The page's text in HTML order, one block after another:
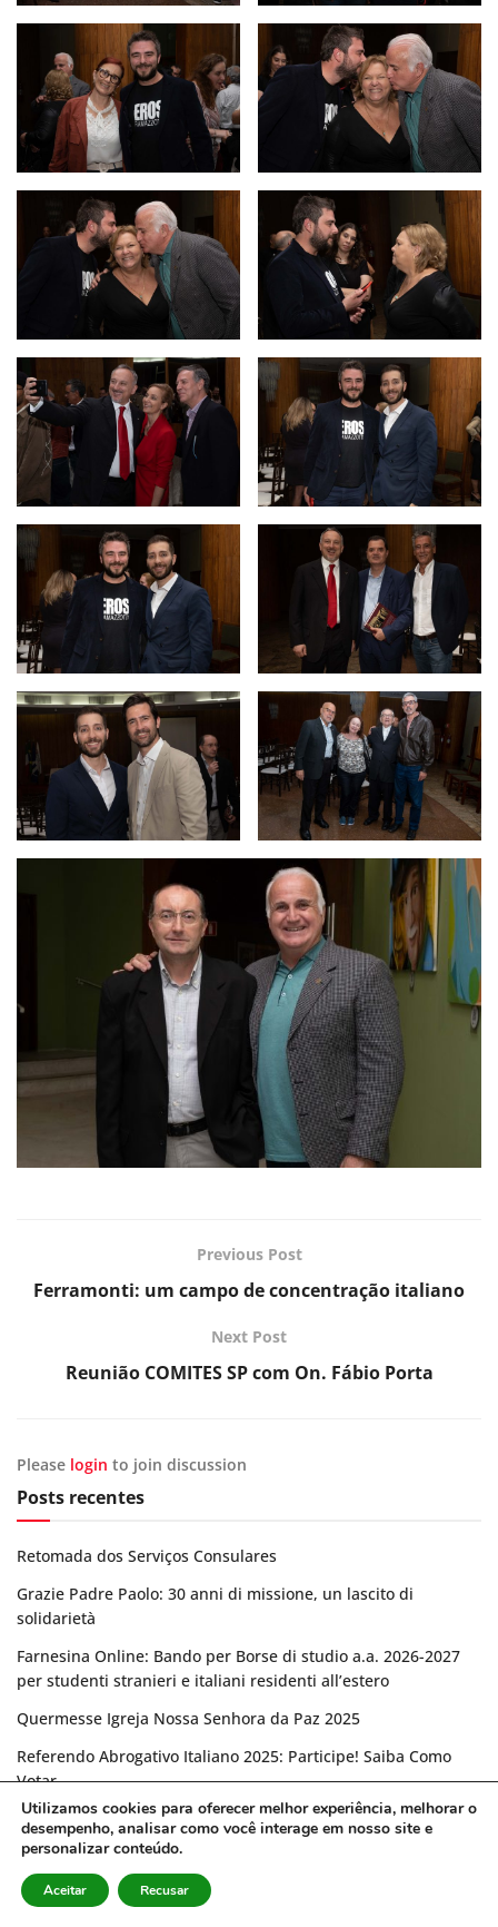
Previous Post
Ferramonti: um campo de concentração italiano
Next Post
Reunião COMITES SP com On. Fábio Porta
Please login to join discussion
Posts recentes
Retomada dos Serviços Consulares
Grazie Padre Paolo: 30 anni di missione, un lascito di
solidarietà
Farnesina Online: Bando per Borse di studio a.a. 2026-2027
per studenti stranieri e italiani residenti all’estero
Quermesse Igreja Nossa Senhora da Paz 2025
Referendo Abrogativo Italiano 2025: Participe! Saiba Como
Votar
Categorias
EVENTOS
Utilizamos cookies para oferecer melhor experiência, melhorar o
desempenho, analisar como você interage em nosso site e
personalizar conteúdo.
Aceitar Recusar